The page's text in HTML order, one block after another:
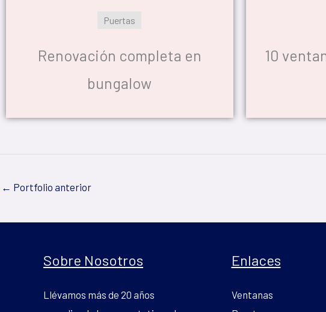
Puertas
Renovación completa en
bungalow
10
← Portfolio anterior
Sobre Nosotros
Llévamos más de 20 años
Enlaces
Ventanas